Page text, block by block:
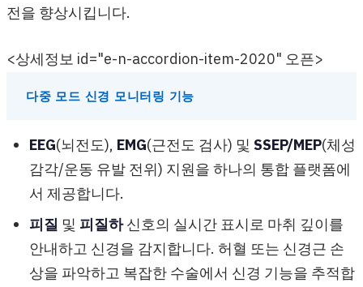
전을 향상시킵니다.
<상세정보 id="e-n-accordion-item-2020" 오픈>
다중 모드 신경 모니터링 기능
EEG(뇌전도), EMG(근전도 검사) 및 SSEP/MEP(체성
감각/운동 유발 전위) 지원을 하나의 통합 플랫폼에
서 제공합니다.
피질 및 피질하신호의 실시간 표시로 마취 깊이를
안내하고 신경을 감지합니다. 허혈 또는 신경근 손
상을 파악하고 복잡한 수술에서 신경 기능을 추적합